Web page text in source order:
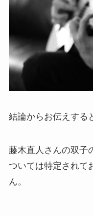
結論からお伝えする
藤木直人さんの双
ついては特定されて
ん。